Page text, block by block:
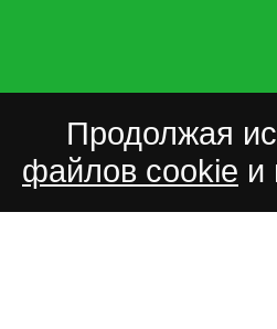
Продолжая
файлов cookie и